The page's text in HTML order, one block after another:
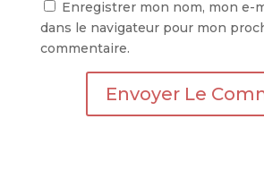
Enregistrer mon nom, mon e-
dans le navigateur pour mon
commentaire.